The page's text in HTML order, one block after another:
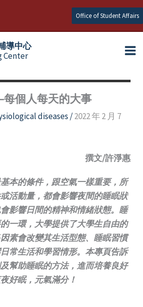
Office of Student Affairs
導中心
Center
每個人每天的大事
diseases /2022 年 2 月 7
撰文/許淨惠
本的條件，跟空氣一樣重要，所
活動量，都會影響夜間的睡眠狀
影響日間的精神和情緒狀態。睡
一環，大學提供了大學生自由的
素會改變其生活型態、睡眠習慣
常生活和學習情形。本專頁告訴
幫助睡眠的方法，進而培養良好
好眠，元氣滿分！